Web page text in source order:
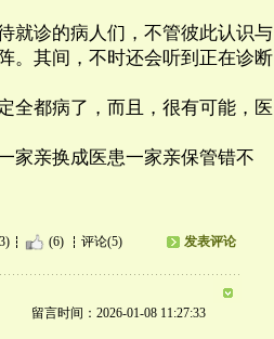
就诊的病人们，不管彼此认识与
。其间，不时还会听到正在诊断
全都病了，而且，很有可能，医
家亲换成医患一家亲保管错不
(6) 评论(5) 发表评论
留言时间：2026-01-08 11:27:33